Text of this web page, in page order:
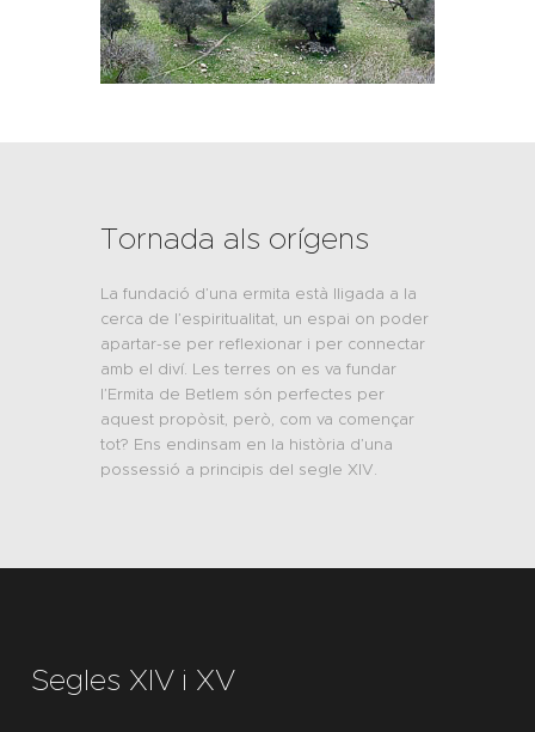
Tornada als orígens
La fundació d’una ermita està lligada a la
cerca de l’espiritualitat, un espai on poder
apartar-se per reflexionar i per connectar
amb el diví. Les terres on es va fundar
l’Ermita de Betlem són perfectes per
aquest propòsit, però, com va començar
tot? Ens endinsam en la història d’una
possessió a principis del segle XIV.
Segles XIV i XV